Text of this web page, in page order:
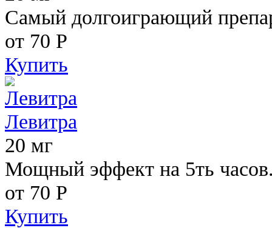
Самый долгоиграющий
от 70 Р
Купить
Левитра
20 мг
Мощный эффект на 5ть
от 70 Р
Купить